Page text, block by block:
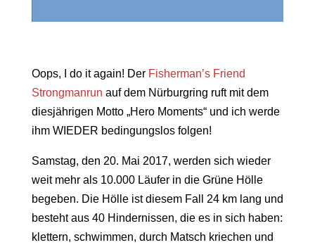
Oops, I do it again! Der Fisherman’s Friend
Strongmanrun auf dem Nürburgring ruft mit dem
diesjährigen Motto „Hero Moments“ und ich werde
ihm WIEDER bedingungslos folgen!
Samstag, den 20. Mai 2017, werden sich wieder
weit mehr als 10.000 Läufer in die Grüne Hölle
begeben. Die Hölle ist diesem Fall 24 km lang und
besteht aus 40 Hindernissen, die es in sich haben:
klettern, schwimmen, durch Matsch kriechen und